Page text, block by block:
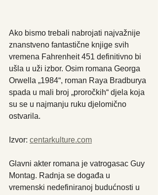
Ako bismo trebali nabrojati najvažnije
znanstveno fantastične knjige svih
vremena Fahrenheit 451 definitivno bi
ušla u uži izbor. Osim romana Georga
Orwella „1984“, roman Raya Bradburya
spada u mali broj „proročkih“ djela koja
su se u najmanju ruku djelomično
ostvarila.
Izvor: centarkulture.com
Glavni akter romana je vatrogasac Guy
Montag. Radnja se događa u
vremenski nedefiniranoj budućnosti u